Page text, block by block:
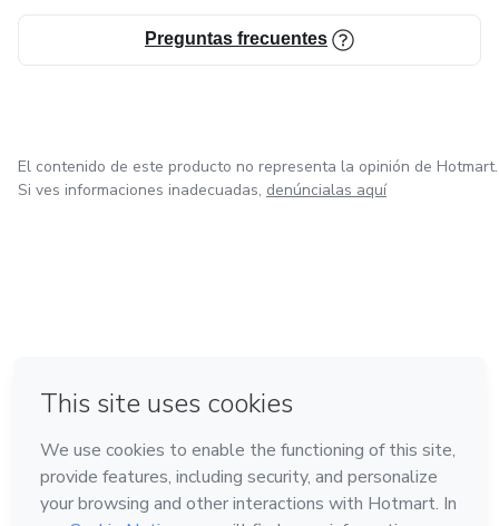
Preguntas frecuentes
El contenido de este producto no representa la opinión de Hotmart.
Si ves informaciones inadecuadas, denúncialas aquí
Hecho con❤ en Ciudad de México